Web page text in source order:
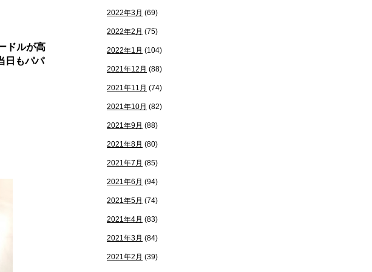
ドルが高
日もパパ
2022年3月 (69)
2022年2月 (75)
2022年1月 (104)
2021年12月 (88)
2021年11月 (74)
2021年10月 (82)
2021年9月 (88)
2021年8月 (80)
2021年7月 (85)
2021年6月 (94)
2021年5月 (74)
2021年4月 (83)
2021年3月 (84)
2021年2月 (39)